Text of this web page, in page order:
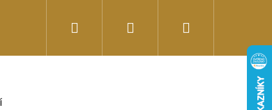
stravy Energy-kofeinové
Přihlášení